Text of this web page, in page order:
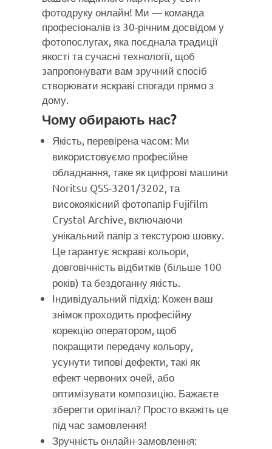
фотодруку онлайн! Ми — команда
професіоналів із 30-річним досвідом у
фотопослугах, яка поєднала традиції
якості та сучасні технології, щоб
запропонувати вам зручний спосіб
створювати яскраві спогади прямо з
дому.
Чому обирають нас?
Якість, перевірена часом: Ми
використовуємо професійне
обладнання, таке як цифрові машини
Noritsu QSS-3201/3202, та
високоякісний фотопапір Fujifilm
Crystal Archive, включаючи
унікальний папір з текстурою шовку.
Це гарантує яскраві кольори,
довговічність відбитків (більше 100
років) та бездоганну якість.
Індивідуальний підхід: Кожен ваш
знімок проходить професійну
корекцію оператором, щоб
покращити передачу кольору,
усунути типові дефекти, такі як
ефект червоних очей, або
оптимізувати композицію. Бажаєте
зберегти оригінал? Просто вкажіть це
під час замовлення!
Зручність онлайн-замовлення: